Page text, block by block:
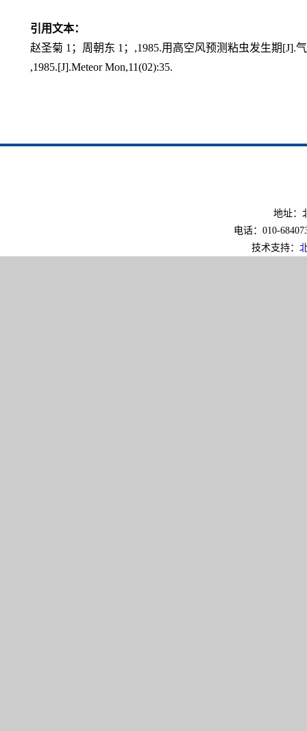
引用文本：
赵圣菊 1；周朝东 1；,1985.用高空风预测粘虫发生期[J].
,1985.[J].Meteor Mon,11(02):35.
地址：
电话：010-
技术支持：